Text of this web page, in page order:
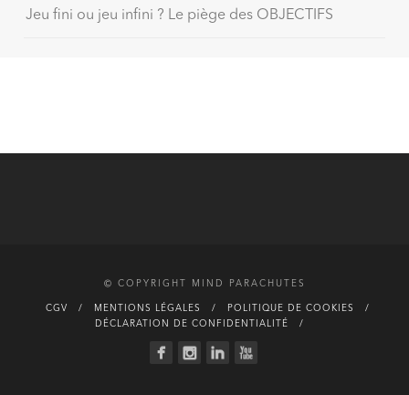
Jeu fini ou jeu infini ? Le piège des OBJECTIFS
© COPYRIGHT MIND PARACHUTES
CGV MENTIONS LÉGALES
POLITIQUE DE COOKIES
DÉCLARATION DE CONFIDENTIALITÉ